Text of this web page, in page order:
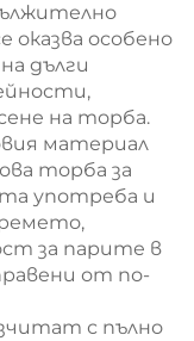
оказва особено
дълги
на торба.
материал
торба за
употреба и
за парите в
от по-
с пълно